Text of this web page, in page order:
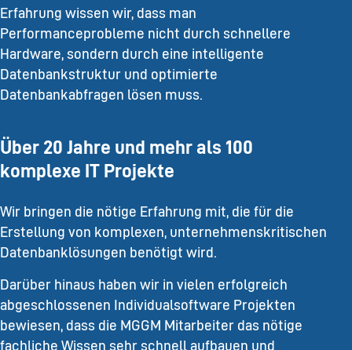
Erfahrung wissen wir, dass man
Performanceprobleme nicht durch schnellere
Hardware, sondern durch eine intelligente
Datenbankstruktur und optimierte
Datenbankabfragen lösen muss.
Über 20 Jahre und mehr als 100
komplexe IT Projekte
Wir bringen die nötige Erfahrung mit, die für die
Erstellung von komplexen, unternehmenskritischen
Datenbanklösungen benötigt wird.
Darüber hinaus haben wir in vielen erfolgreich
abgeschlossenen Individualsoftware Projekten
bewiesen, dass die MGGM Mitarbeiter das nötige
fachliche Wissen sehr schnell aufbauen und